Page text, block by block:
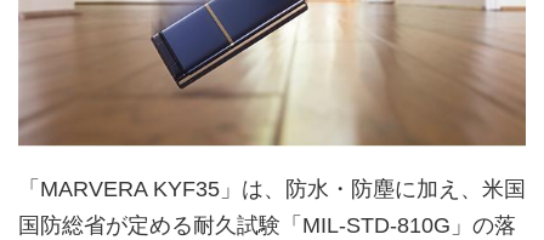
「MARVERA KYF35」は、防水・防塵に加え、米国
国防総省が定める耐久試験「MIL-STD-810G」の落